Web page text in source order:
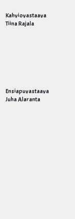
Kahviovastaava
Tiina Rajala
Ensiapuvastaava
Juha Alaranta